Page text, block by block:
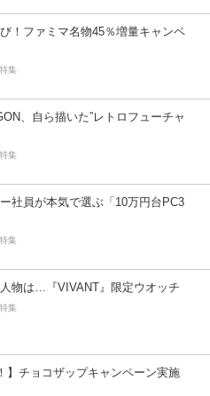
！ファミマ名物45％増量キャンペ
集
、自ら描いた”レトロフューチャ
集
社員が本気で選ぶ「10万円台PC3
集
物は…『VIVANT』限定ウオッチ
集
】チョコザップキャンペーン実施